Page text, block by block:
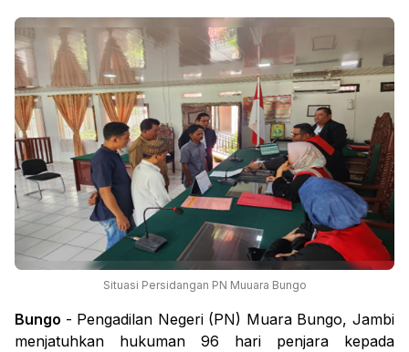
Situasi Persidangan PN Muuara Bungo
Bungo - Pengadilan Negeri (PN) Muara Bungo, Jambi
menjatuhkan hukuman 96 hari penjara kepada